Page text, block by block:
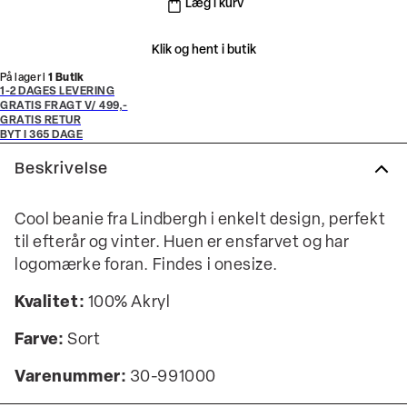
Læg i kurv
Klik og hent i butik
På lager i 1 Butik
1-2 DAGES LEVERING
GRATIS FRAGT V/ 499,-
GRATIS RETUR
BYT I 365 DAGE
Beskrivelse
Cool beanie fra Lindbergh i enkelt design, perfekt
til efterår og vinter. Huen er ensfarvet og har
logomærke foran. Findes i onesize.
Kvalitet: 100% Akryl
Farve: Sort
Varenummer: 30-991000